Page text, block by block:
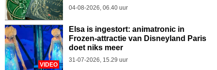
04-08-2026, 06.40 uur
VIDEO
Elsa is ingestort: animatronic in
Frozen-attractie van Disneyland Paris
doet niks meer
31-07-2026, 15.29 uur